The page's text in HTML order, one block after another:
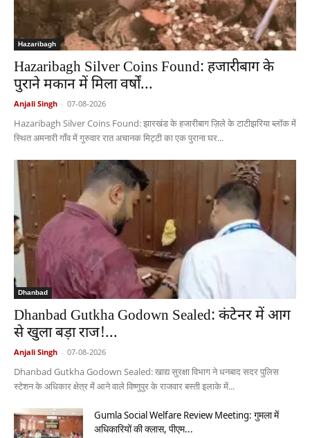
Hazaribagh
Hazaribagh Silver Coins Found: हजारीबाग के
पुराने मकान में मिला वर्षों...
Anjali Singh - 07-08-2026
Hazaribagh Silver Coins Found: झारखंड के हजारीबाग ज़िले के टाटीझरिया ब्लॉक में
स्थित अमनारी गाँव में गुरुवार रात अचानक मिट्टी का एक पुराना घर...
Dhanbad
Dhanbad Gutkha Godown Sealed: कंटेनर में आग
से खुला बड़ा राज!...
Anjali Singh - 07-08-2026
Dhanbad Gutkha Godown Sealed: खाद्य सुरक्षा विभाग ने धनबाद सदर पुलिस
स्टेशन के अधिकार क्षेत्र में आने वाले विष्णुपुर के राजवार बस्ती इलाके में...
Gumla Social Welfare Review Meeting: गुमला में
अधिकारियों की क्लास, पीएम...